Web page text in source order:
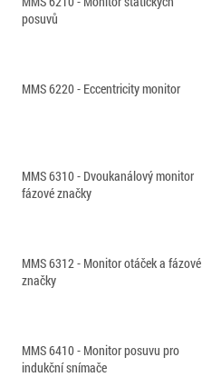
posuvů
MMS 6220 - Eccentricity monitor
MMS 6310 - Dvoukanálový monitor
fázové značky
MMS 6312 - Monitor otáček a fázové
značky
MMS 6410 - Monitor posuvu pro
indukční snímače